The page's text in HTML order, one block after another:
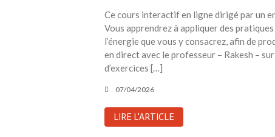
Ce cours interactif en ligne dirigé par un
Vous apprendrez à appliquer des
l’énergie que vous y consacrez, afin de
en direct avec le professeur – Rakesh –
d’exercices […]
07/04/2026
LIRE L'ARTICLE